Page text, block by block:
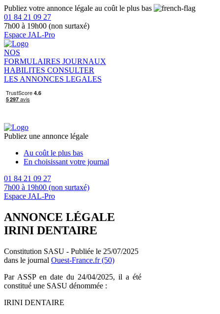
Publiez votre annonce légale au coût le plus bas
01 84 21 09 27
7h00 à 19h00 (non surtaxé)
Espace JAL-Pro
NOS
FORMULAIRES JOURNAUX
HABILITES CONSULTER
LES ANNONCES LEGALES
Publiez une annonce légale
Au coût le plus bas
En choisissant votre journal
01 84 21 09 27
7h00 à 19h00 (non surtaxé)
Espace JAL-Pro
ANNONCE LÉGALE
IRINI DENTAIRE
Constitution SASU - Publiée le 25/07/2025
dans le journal Ouest-France.fr (50)
Par ASSP en date du 24/04/2025, il a été
constitué une SASU dénommée :
IRINI DENTAIRE